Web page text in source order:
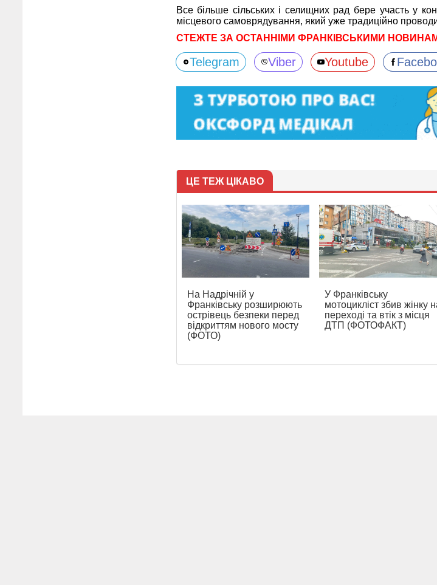
Все більше сільських і селищних рад бере участь у
місцевого самоврядування, який уже традиційно
СТЕЖТЕ ЗА ОСТАННІМИ ФРАНКІВСЬКИМИ
Telegram Viber Youtube
ЦЕ ТЕЖ ЦІКАВО
На Надрічній у
Франківську розширюють
острівець безпеки перед
відкриттям нового мосту
(ФОТО)
У Франківську
мотоцикліст збив жінку
переході та втік з місця
ДТП (ФОТОФАКТ)